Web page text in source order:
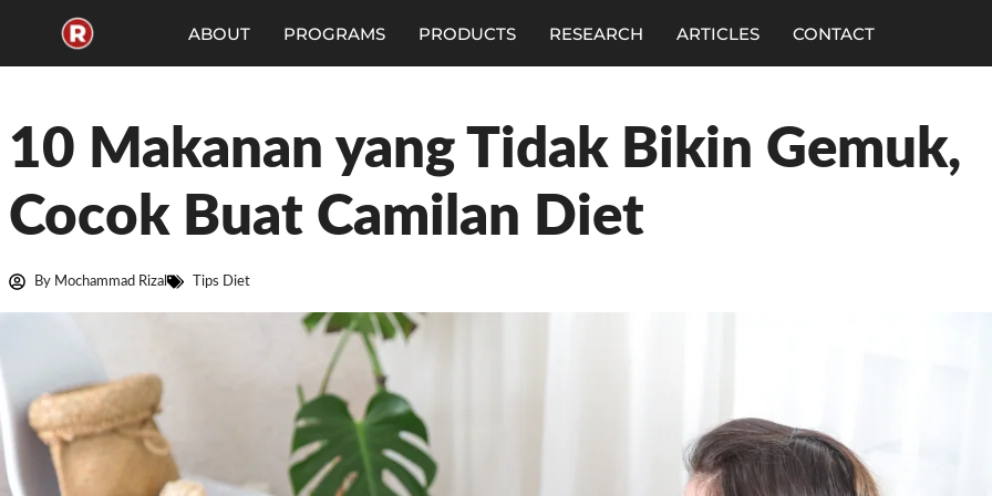
content ABOUT PROGRAMS PRODUCTS RESEARCH ARTICLES CONTACT
10 Makanan yang Tidak Bikin Gemuk,
Cocok Buat Camilan Diet
By Mochammad Rizal Tips Diet